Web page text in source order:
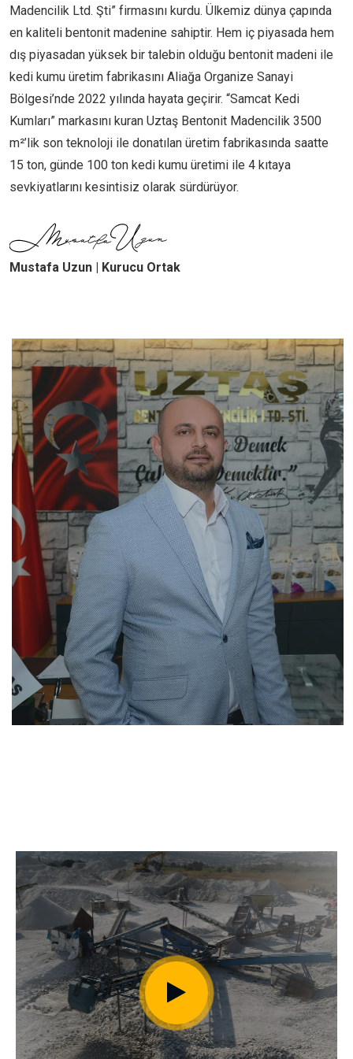
Madencilik Ltd. Şti” firmasını kurdu. Ülkemiz dünya çapında
en kaliteli bentonit madenine sahiptir. Hem iç piyasada hem
dış piyasadan yüksek bir talebin olduğu bentonit madeni ile
kedi kumu üretim fabrikasını Aliağa Organize Sanayi
Bölgesi’nde 2022 yılında hayata geçirir. “Samcat Kedi
Kumları” markasını kuran Uztaş Bentonit Madencilik 3500
m²’lik son teknoloji ile donatılan üretim fabrikasında saatte
15 ton, günde 100 ton kedi kumu üretimi ile 4 kıtaya
sevkiyatlarını kesintisiz olarak sürdürüyor.
Mustafa Uzun | Kurucu Ortak